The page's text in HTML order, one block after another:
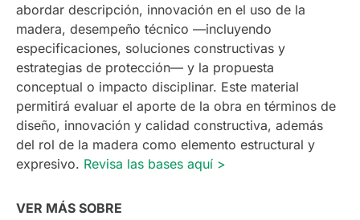
abordar descripción, innovación en el uso de la
madera, desempeño técnico —incluyendo
especificaciones, soluciones constructivas y
estrategias de protección— y la propuesta
conceptual o impacto disciplinar. Este material
permitirá evaluar el aporte de la obra en términos de
diseño, innovación y calidad constructiva, además
del rol de la madera como elemento estructural y
expresivo. Revisa las bases aquí >
VER MÁS SOBRE